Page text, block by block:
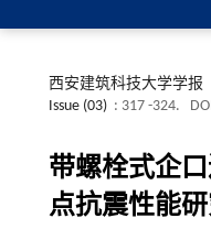
西安建筑科技大学学报
Issue (03) : 317 -324.
带螺栓式企
点抗震性能